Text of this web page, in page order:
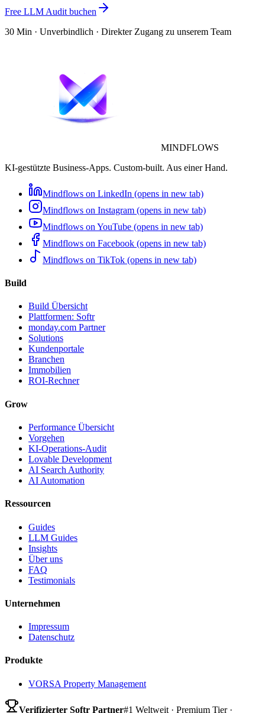
Free LLM Audit buchen
30 Min · Unverbindlich · Direkter Zugang zu unserem Team
MINDFLOWS
KI-gestützte Business-Apps. Custom-built. Aus einer Hand.
Mindflows on LinkedIn (opens in new tab)
Mindflows on Instagram (opens in new tab)
Mindflows on YouTube (opens in new tab)
Mindflows on Facebook (opens in new tab)
Mindflows on TikTok (opens in new tab)
Build
Build Übersicht
Plattformen: Softr
monday.com Partner
Solutions
Kundenportale
Branchen
Immobilien
ROI-Rechner
Grow
Performance Übersicht
Vorgehen
KI-Operations-Audit
Lovable Development
AI Search Authority
AI Automation
Ressourcen
Guides
LLM Guides
Insights
Über uns
FAQ
Testimonials
Unternehmen
Impressum
Datenschutz
Produkte
VORSA Property Management
Verifizierter Softr Partner#1 Weltweit · Premium Tier ·